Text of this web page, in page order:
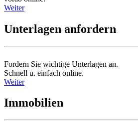
Weiter
Unterlagen anfordern
Fordern Sie wichtige Unterlagen an.
Schnell u. einfach online.
Weiter
Immobilien